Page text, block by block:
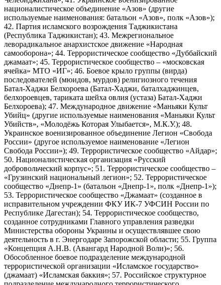
националистическое объединение «Азов» (другие
используемые наименования: батальон «Азов», полк «Азов»);
42. Партия исламского возрождения Таджикистана
(Республика Таджикистан); 43. Межрегиональное
леворадикальное анархистское движение «Народная
самооборона»; 44. Террористическое сообщество «Дуббайский
джамаат»; 45. Террористическое сообщество – «московская
ячейка» МТО «ИГ»; 46. Боевое крыло группы (вирда)
последователей (мюидов, мурдов) религиозного течения
Батал-Хаджи Белхороева (Батал-Хаджи, баталхаджинцев,
белхороевцев, тариката шейха овлия (устаза) Батал-Хаджи
Белхороева); 47. Международное движение «Маньяки Культ
Убийц» (другие используемые наименования «Маньяки Культ
Убийств», «Молодёжь Которая Улыбается», М.К.У.); 48.
Украинское военизированное объединение Легион «Свобода
России» (другое используемое наименование «Легион
Свобода России»); 49. Террористическое сообщество «Айдар»;
50. Националистическая организация «Русский
добровольческий корпус»; 51. Террористическое сообщество –
«Грузинский национальный легион»; 52. Террористическое
сообщество «Днепр-1» (батальон «Днепр-1», полк «Днепр-1»);
53. Террористическое сообщество «Джамаат» (созданное в
исправительном учреждении ФКУ ИК-7 УФСИН России по
Республике Дагестан); 54. Террористическое сообщество,
созданное сотрудниками Главного управления разведки
Министерства обороны Украины и осуществлявшее свою
деятельность в г. Энергодаре Запорожской области; 55. Группа
«Концепция А.Н.В. (Авангард Народной Воли)»; 56.
Обособленное боевое подразделение международной
террористической организации «Исламское государство»
(джамаат) «Исламская баккия»; 57. Российское структурное